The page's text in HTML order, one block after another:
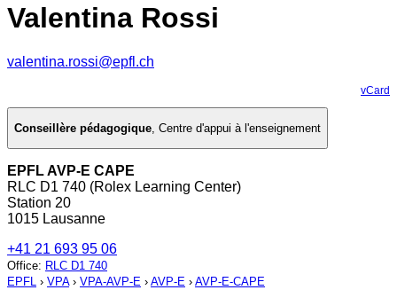
Valentina Rossi
valentina.rossi@epfl.ch
vCard
Conseillère pédagogique, Centre d'appui à l'enseignement
EPFL AVP-E CAPE
RLC D1 740 (Rolex Learning Center)
Station 20
1015 Lausanne
+41 21 693 95 06
Office: RLC D1 740
EPFL › VPA› VPA-AVP-E › AVP-E › AVP-E-CAPE